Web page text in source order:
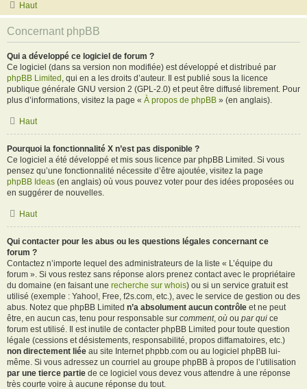
Haut
Concernant phpBB
Qui a développé ce logiciel de forum ?
Ce logiciel (dans sa version non modifiée) est développé et distribué par
phpBB Limited , qui en a les droits d’auteur. Il est publié sous la licence
publique générale GNU version 2 (GPL-2.0) et peut être diffusé librement. Pour
plus d’informations, visitez la page « À propos de phpBB » (en anglais).
Haut
Pourquoi la fonctionnalité X n’est pas disponible ?
Ce logiciel a été développé et mis sous licence par phpBB Limited. Si vous
pensez qu’une fonctionnalité nécessite d’être ajoutée, visitez la page
phpBB Ideas (en anglais) où vous pouvez voter pour des idées proposées ou
en suggérer de nouvelles.
Haut
Qui contacter pour les abus ou les questions légales concernant ce
forum ?
Contactez n’importe lequel des administrateurs de la liste « L’équipe du
forum ». Si vous restez sans réponse alors prenez contact avec le propriétaire
du domaine (en faisant une recherche sur whois) ou si un service gratuit est
utilisé (exemple : Yahoo!, Free, f2s.com, etc.), avec le service de gestion ou des
abus. Notez que phpBB Limited n’a absolument aucun contrôle et ne peut
être, en aucun cas, tenu pour responsable sur comment, où ou par qui ce
forum est utilisé. Il est inutile de contacter phpBB Limited pour toute question
légale (cessions et désistements, responsabilité, propos diffamatoires, etc.)
non directement liée au site Internet phpbb.com ou au logiciel phpBB lui-
même. Si vous adressez un courriel au groupe phpBB à propos de l’utilisation
par une tierce partie de ce logiciel vous devez vous attendre à une réponse
très courte voire à aucune réponse du tout.